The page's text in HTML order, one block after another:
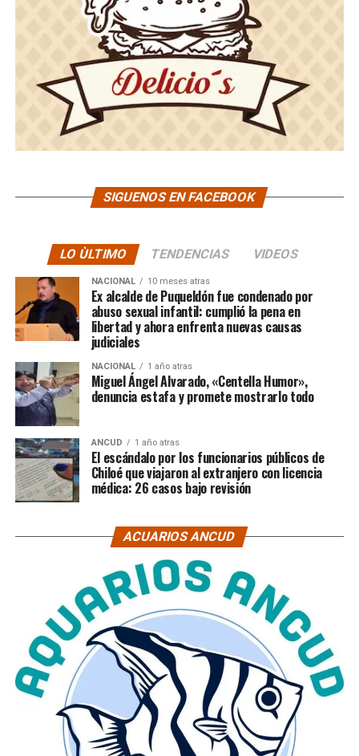
SIGUENOS EN FACEBOOK
LO ÙLTIMO TENDENCIAS VIDEOS
NACIONAL 10 meses atras
Ex alcalde de Puqueldón fue condenado por
abuso sexual infantil: cumplió la pena en
libertad y ahora enfrenta nuevas causas
judiciales
NACIONAL 1 año atras
Miguel Ángel Alvarado, «Centella Humor»,
denuncia estafa y promete mostrarlo todo
ANCUD 1 año atras
El escándalo por los funcionarios públicos de
Chiloé que viajaron al extranjero con licencia
médica: 26 casos bajo revisión
ACUARIOS ANCUD